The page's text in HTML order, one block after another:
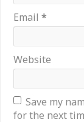
Email*
Website
Save my
for the next